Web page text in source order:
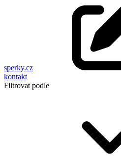
sperky.cz
kontakt
Filtrovat podle